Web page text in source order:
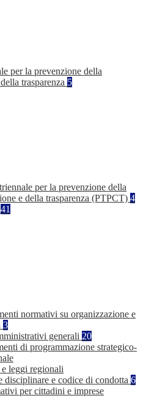
per la prevenzione della
trasparenza 5
per la prevenzione della
e della trasparenza (PTPCT) 4
41
normativi su organizzazione e
3
generali 20
di programmazione strategico-
e leggi regionali
disciplinare e codice di condotta 6
per cittadini e imprese